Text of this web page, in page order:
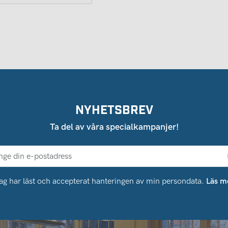
NYHETSBREV
Ta del av våra specialkampanjer!
har läst och accepterat hanteringen av min persondata. Läs